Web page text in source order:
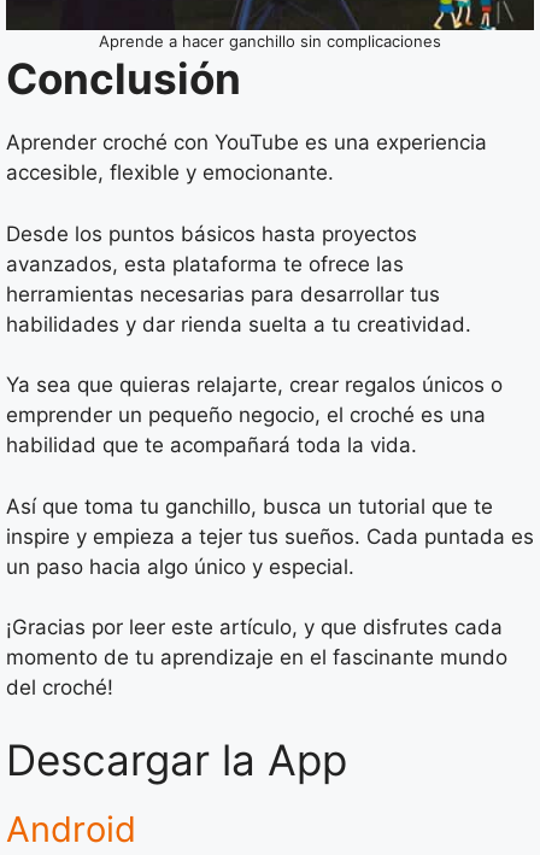
Aprende a hacer ganchillo sin complicaciones
Conclusión
Aprender croché con YouTube es una experiencia
accesible, flexible y emocionante.
Desde los puntos básicos hasta proyectos
avanzados, esta plataforma te ofrece las
herramientas necesarias para desarrollar tus
habilidades y dar rienda suelta a tu creatividad.
Ya sea que quieras relajarte, crear regalos únicos o
emprender un pequeño negocio, el croché es una
habilidad que te acompañará toda la vida.
Así que toma tu ganchillo, busca un tutorial que te
inspire y empieza a tejer tus sueños. Cada puntada es
un paso hacia algo único y especial.
¡Gracias por leer este artículo, y que disfrutes cada
momento de tu aprendizaje en el fascinante mundo
del croché!
Descargar la App
Android